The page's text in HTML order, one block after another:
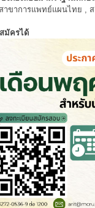
าขาการแพทย์แผนไทย ,
มัครได้